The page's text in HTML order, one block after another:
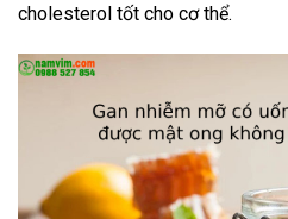
cholesterol tốt cho cơ thể.